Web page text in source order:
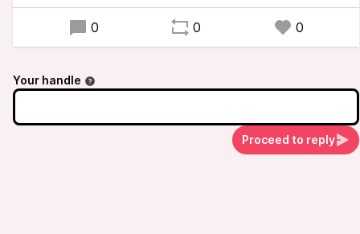
0 0 0
Your handle
Proceed to reply